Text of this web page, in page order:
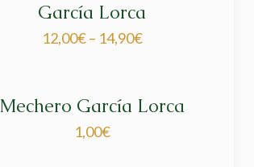
García Lorca
12,00€– 14,90€
Mechero García Lorca
1,00€